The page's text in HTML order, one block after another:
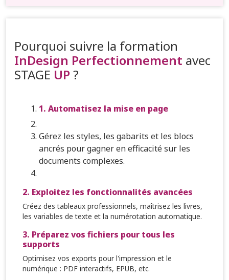
Pourquoi suivre la formation
InDesign Perfectionnement avec
STAGE UP ?
1. Automatisez la mise en page
Gérez les styles, les gabarits et les blocs
ancrés pour gagner en efficacité sur les
documents complexes.
2. Exploitez les fonctionnalités avancées
Créez des tableaux professionnels, maîtrisez les livres,
les variables de texte et la numérotation automatique.
3. Préparez vos fichiers pour tous les
supports
Optimisez vos exports pour l'impression et le
numérique : PDF interactifs, EPUB, etc.